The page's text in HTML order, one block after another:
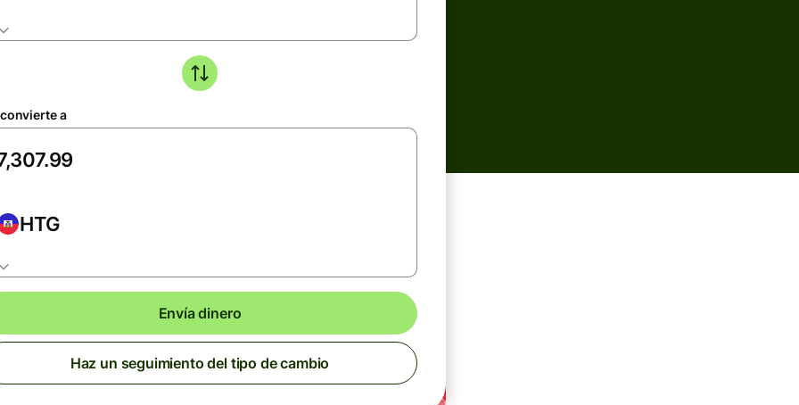
a
HTG
Envía dinero
Haz un seguimiento del tipo de cambio